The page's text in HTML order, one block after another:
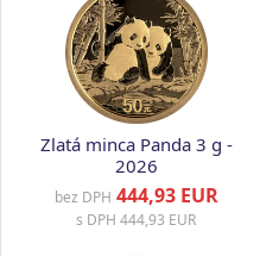
Zlatá minca Panda 3 g -
2026
bez DPH 444,93 EUR
s DPH 444,93 EUR